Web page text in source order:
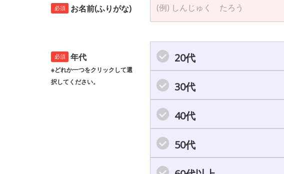
必須 お名前(ふりがな)
必須 年代
※どれか一つをクリックして選
択してください。
20代
30代
40代
50代